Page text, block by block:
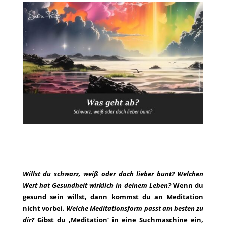
Willst du schwarz, weiß oder doch lieber bunt? Welchen
Wert hat Gesundheit wirklich in deinem Leben?Wenn du
gesund sein willst, dann kommst du an Meditation
nicht vorbei. Welche Meditationsform passt am besten zu
dir?Gibst du ‚Meditation‘ in eine Suchmaschine ein,